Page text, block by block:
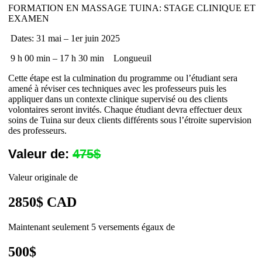
FORMATION EN MASSAGE TUINA: STAGE CLINIQUE ET
EXAMEN
Dates: 31 mai – 1er juin 2025
9 h 00 min – 17 h 30 min
Longueuil
Cette étape est la culmination du programme ou l’étudiant sera
amené à réviser ces techniques avec les professeurs puis les
appliquer dans un contexte clinique supervisé ou des clients
volontaires seront invités. Chaque étudiant devra effectuer deux
soins de Tuina sur deux clients différents sous l’étroite supervision
des professeurs.
Valeur de:475$
Valeur originale de
2850$ CAD
Maintenant seulement 5 versements égaux de
500$